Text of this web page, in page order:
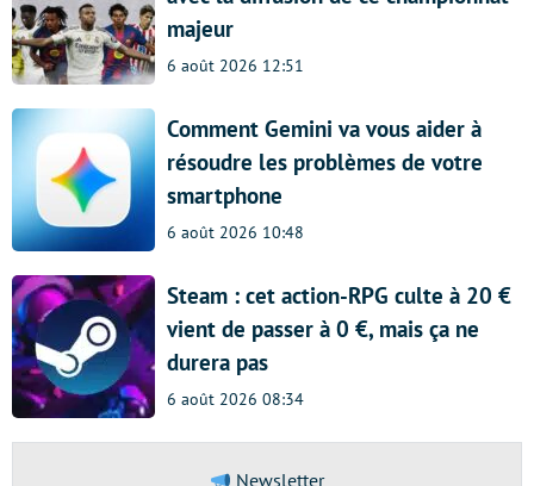
majeur
6 août 2026 12:51
Comment Gemini va vous aider à
résoudre les problèmes de votre
smartphone
6 août 2026 10:48
Steam : cet action-RPG culte à 20 €
vient de passer à 0 €, mais ça ne
durera pas
6 août 2026 08:34
Newsletter